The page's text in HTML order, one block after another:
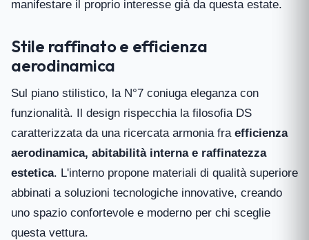
manifestare il proprio interesse già da questa estate.
Stile raffinato e efficienza
aerodinamica
Sul piano stilistico, la N°7 coniuga eleganza con
funzionalità. Il design rispecchia la filosofia DS
caratterizzata da una ricercata armonia fra efficienza
aerodinamica, abitabilità interna e raffinatezza
estetica. L'interno propone materiali di qualità superiore
abbinati a soluzioni tecnologiche innovative, creando
uno spazio confortevole e moderno per chi sceglie
questa vettura.